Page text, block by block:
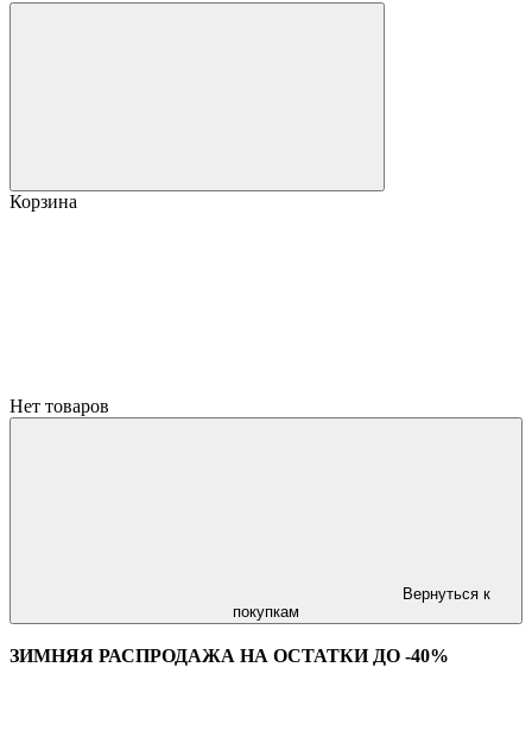
Корзина
Нет товаров
Вернуться к
покупкам
ЗИМНЯЯ РАСПРОДАЖА НА ОСТАТКИ ДО -40%